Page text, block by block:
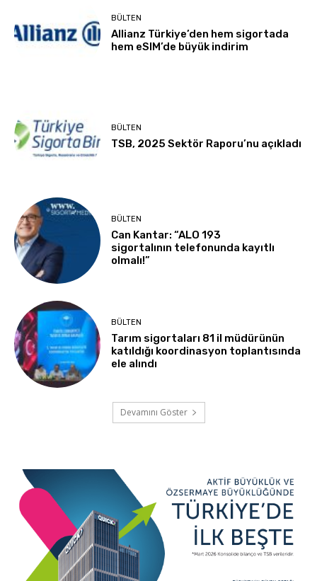
BÜLTEN
Allianz Türkiye’den hem sigortada
hem eSIM’de büyük indirim
BÜLTEN
TSB, 2025 Sektör Raporu’nu açıkladı
BÜLTEN
Can Kantar: “ALO 193
sigortalının telefonunda kayıtlı
olmalı!”
BÜLTEN
Tarım sigortaları 81 il müdürünün
katıldığı koordinasyon toplantısında
ele alındı
Devamını Göster